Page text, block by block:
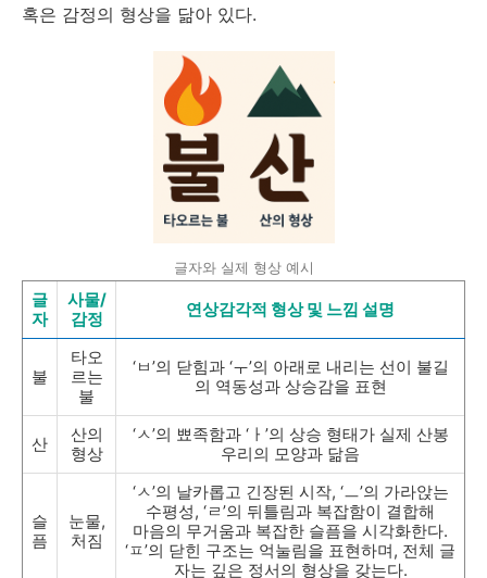
혹은 감정의 형상을 닮아 있다.
글자와 실제 형상 예시
글
자
사물/
감정
연상감각적 형상 및 느낌 설명
불
타오
르는
불
‘ㅂ’의 닫힘과 ‘ㅜ’의 아래로 내리는 선이 불길
의 역동성과 상승감을 표현
산
산의
형상
‘ㅅ’의 뾰족함과 ‘ㅏ’의 상승 형태가 실제 산봉
우리의 모양과 닮음
슬
픔
눈물,
처짐
‘ㅅ’의 날카롭고 긴장된 시작, ‘ㅡ’의 가라앉는
수평성, ‘ㄹ’의 뒤틀림과 복잡함이 결합해
마음의 무거움과 복잡한 슬픔을 시각화한다.
‘ㅍ’의 닫힌 구조는 억눌림을 표현하며, 전체 글
자는 깊은 정서의 형상을 갖는다.